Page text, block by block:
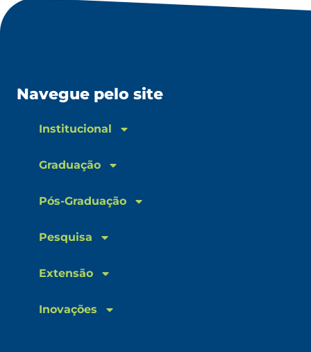
Navegue pelo site
Institucional
Graduação
Pós-Graduação
Pesquisa
Extensão
Inovações